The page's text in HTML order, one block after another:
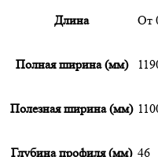
Длина От
Полная ширина (мм)
Полезная ширина (мм)
Глубина профиля (мм) 46